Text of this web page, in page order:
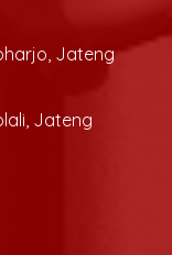
Jateng
Jateng